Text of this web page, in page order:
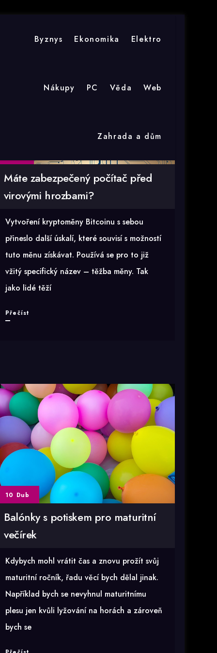
Byznys Ekonomika Elektro
Nákupy PC Věda Web
Zahrada a dům
Máte zabezpečený počítač před
virovými hrozbami?
Vytvoření kryptoměny Bitcoinu s sebou
přineslo další úskalí, které souvisí s možností
tuto měnu získávat. Používá se pro to již
vžitý specifický název – těžba měny. Tak
jako lidé těží
Přečíst
hrozbami?
10 Dub
Balónky s potiskem pro maturitní
večírek
Kdybych mohl vrátit čas a znovu prožít svůj
maturitní ročník, řadu věcí bych dělal jinak.
Například bych se nevyhnul maturitnímu
plesu jen kvůli lyžování na horách a zároveň
bych se